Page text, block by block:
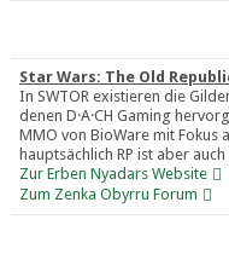
Star Wars: The Old
In SWTOR existieren die
denen D·A·CH Gaming
MMO von BioWare mit Fokus
hauptsächlich RP ist aber auch
Zur Erben Nyadars Website
Zum Zenka Obyrru Forum